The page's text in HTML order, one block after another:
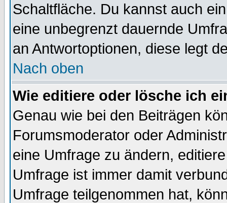
Schaltfläche. Du kannst auch
eine unbegrenzt dauernde
an Antwortoptionen, diese legt
Nach oben
Wie editiere oder lösche ich
Genau wie bei den Beiträgen
Forumsmoderator oder
eine Umfrage zu ändern,
Umfrage ist immer damit
Umfrage teilgenommen hat,